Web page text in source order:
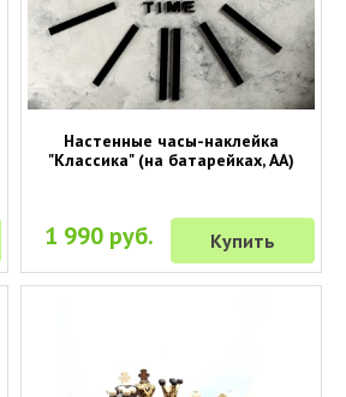
Настенные часы-наклейка
"Классика" (на батарейках, АА)
1 990 руб. Купить